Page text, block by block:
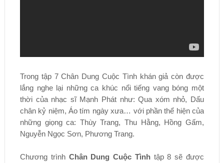
Trong tập 7 Chân Dung Cuộc Tình khán giả còn được
lắng nghe lại những ca khúc nổi tiếng vang bóng một
thời của nhạc sĩ Mạnh Phát như: Qua xóm nhỏ, Dấu
chân kỷ niệm, Áo tím ngày xưa… với phần thể hiện của
những giọng ca: Thùy Trang, Thu Hằng, Hồng Gấm,
Nguyễn Ngọc Sơn, Phương Trang.
Chương trình Chân Dung Cuộc Tìnhtập 8 sẽ được